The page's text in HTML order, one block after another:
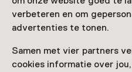
verbeteren en om
advertenties te tonen.
Samen met vier partners
cookies informatie over
Deze activiteit is
Bekijk alle actuele